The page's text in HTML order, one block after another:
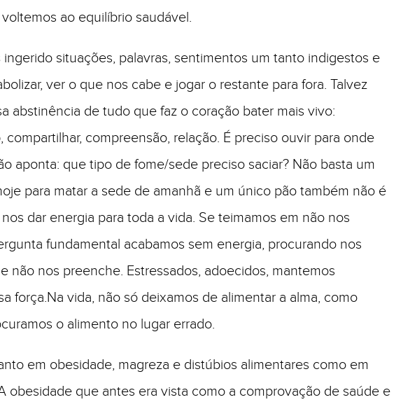
ao equilíbrio saudável.
ingerido situações, palavras, sentimentos um tanto indigestos e
ver o que nos cabe e jogar o restante para fora. Talvez
abstinência de tudo que faz o coração bater mais vivo:
compartilhar, compreensão, relação. É preciso ouvir para onde
aponta: que tipo de fome/sede preciso saciar? Não basta um
para matar a sede de amanhã e um único pão também não é
dar energia para toda a vida. Se teimamos em não nos
fundamental acabamos sem energia, procurando nos
não nos preenche. Estressados, adoecidos, mantemos
força.Na vida, não só deixamos de alimentar a alma, como
o alimento no lugar errado.
em obesidade, magreza e distúbios alimentares como em
obesidade que antes era vista como a comprovação de saúde e